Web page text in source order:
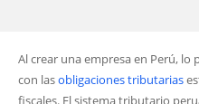
Al crear una empresa en Perú,
con lasobligaciones tributarias
fiscales. El sistema tributario